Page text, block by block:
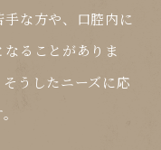
な方や、口腔内に
ることがありま
うしたニーズに応